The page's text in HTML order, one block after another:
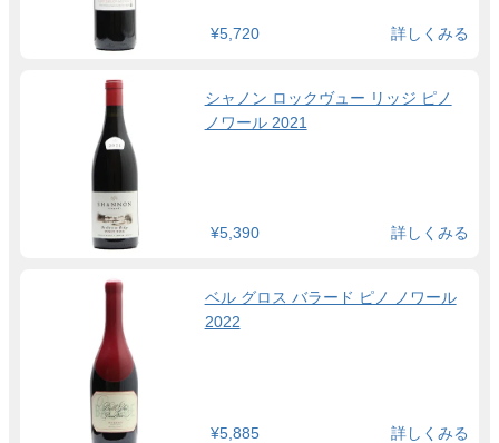
¥5,720 詳しくみる
シャノン ロックヴュー リッジ ピノ
ノワール 2021
¥5,390 詳しくみる
ベル グロス バラード ピノ ノワール
2022
¥5,885 詳しくみる